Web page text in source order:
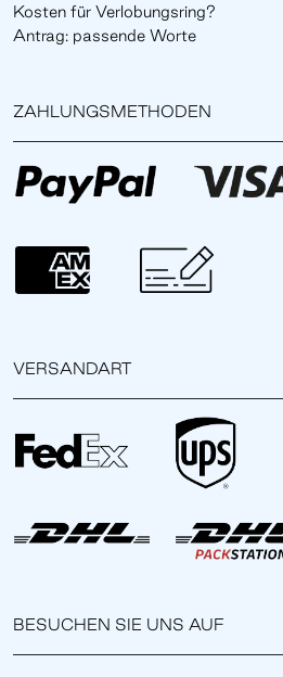
Kosten für Verlobungsring?
Antrag: passende Worte
ZAHLUNGSMETHODEN
VERSANDART
BESUCHEN SIE UNS AUF